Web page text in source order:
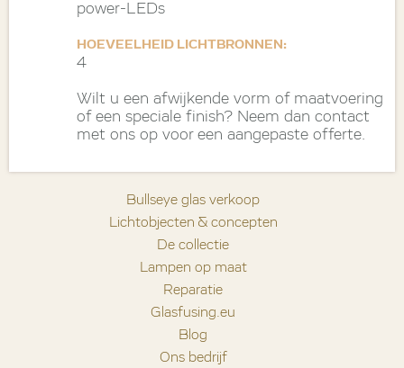
power-LEDs
HOEVEELHEID LICHTBRONNEN:
4
Wilt u een afwijkende vorm of maatvoering
of een speciale finish? Neem dan contact
met ons op voor een aangepaste offerte.
Bullseye glas verkoop
Lichtobjecten & concepten
De collectie
Lampen op maat
Reparatie
Glasfusing.eu
Blog
Ons bedrijf